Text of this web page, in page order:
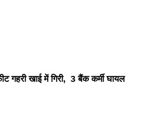
गहरी खाई में गिरी, 3 बैंक कर्मी घायल